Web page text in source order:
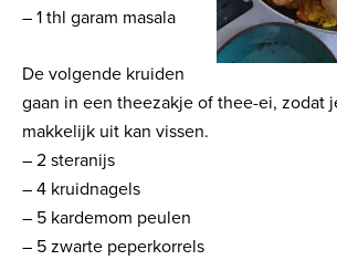
– 1 thl garam masala
De volgende kruiden
gaan in een theezakje of thee-ei, zodat
makkelijk uit kan vissen.
– 2 steranijs
– 4 kruidnagels
– 5 kardemom peulen
– 5 zwarte peperkorrels